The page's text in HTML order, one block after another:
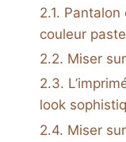
Pantalon
couleur
Miser
look
Miser